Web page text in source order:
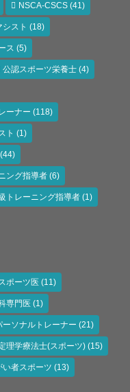
NSCA-CSCS (41)
スト (18)
ス (5)
公認スポーツ栄養士 (4)
ーナー (118)
ト (1)
(44)
ング指導者 (6)
トレーニング指導者 (1)
ポーツ医 (11)
専門医 (1)
ーソナルトレーナー (21)
理学療法士(スポーツ) (15)
い者スポーツ (13)